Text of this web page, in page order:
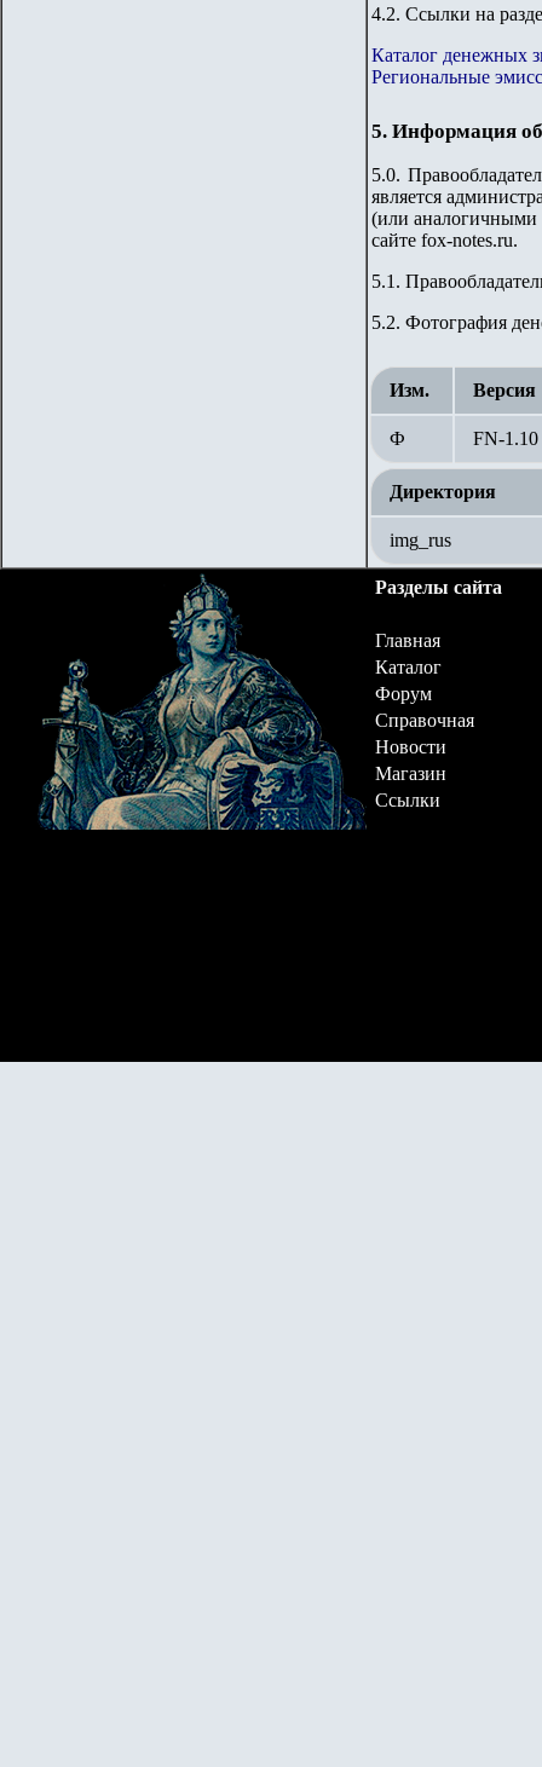
4.2. Ссылки на
Каталог денежных
Региональные
5. Информация
5.0.
является
(или аналогичными
сайте fox-notes.ru.
5.1.
5.2. Фотография
Изм. Версия
Ф FN-1.10
Директория
img_rus
Разделы сайта
Главная
Каталог
Форум
Справочная
Новости
Магазин
Ссылки